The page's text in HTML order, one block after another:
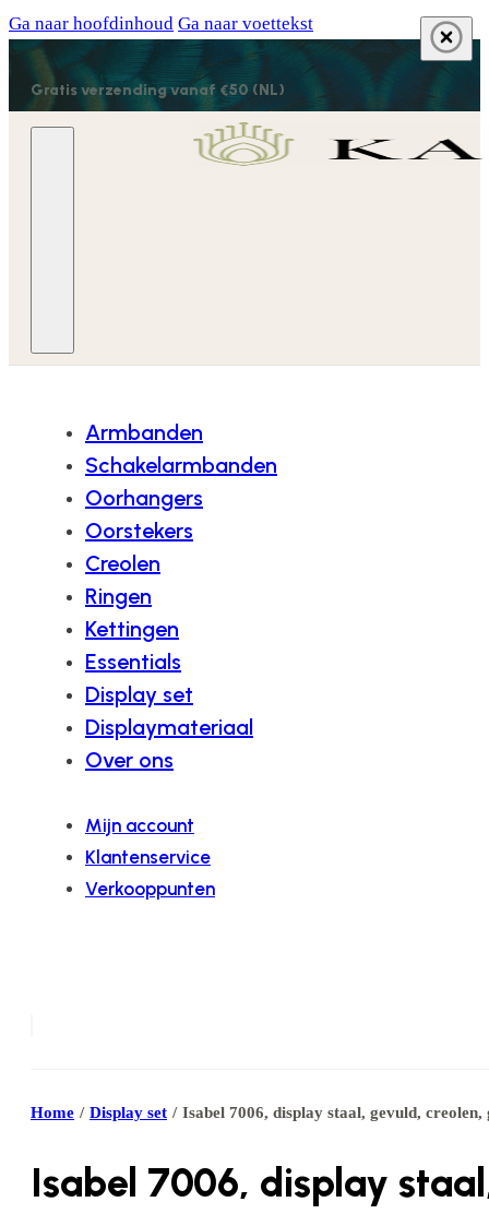
Ga naar hoofdinhoud Ga naar voettekst
Gratis verzending vanaf €50 (NL)
Armbanden
Schakelarmbanden
Oorhangers
Oorstekers
Creolen
Ringen
Kettingen
Essentials
Display set
Displaymateriaal
Over ons
Mijn account
Klantenservice
Verkooppunten
Home / Display set / Isabel 7006, display staal, gevuld, creolen,
Isabel 7006, display